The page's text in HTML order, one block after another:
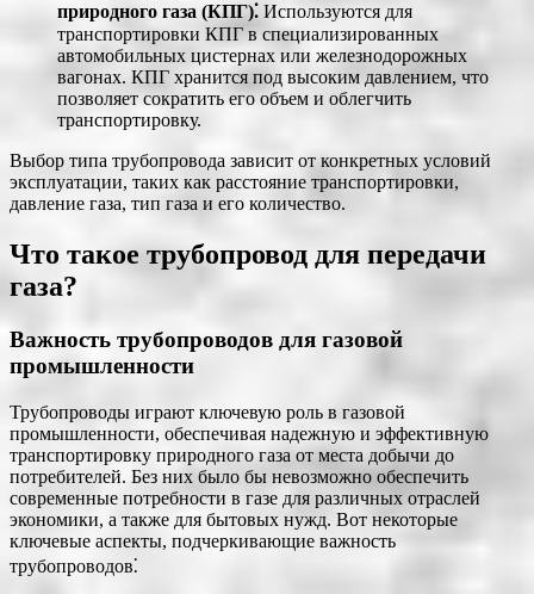
природного газа (КПГ)⁚ Используются для
транспортировки КПГ в специализированных
автомобильных цистернах или железнодорожных
вагонах. КПГ хранится под высоким давлением, что
позволяет сократить его объем и облегчить
транспортировку.
Выбор типа трубопровода зависит от конкретных условий
эксплуатации, таких как расстояние транспортировки,
давление газа, тип газа и его количество.
Что такое трубопровод для передачи
газа?
Важность трубопроводов для газовой
промышленности
Трубопроводы играют ключевую роль в газовой
промышленности, обеспечивая надежную и эффективную
транспортировку природного газа от места добычи до
потребителей. Без них было бы невозможно обеспечить
современные потребности в газе для различных отраслей
экономики, а также для бытовых нужд. Вот некоторые
ключевые аспекты, подчеркивающие важность
трубопроводов⁚